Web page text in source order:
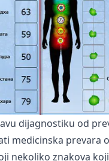
dijagnostiku od
medicinska prevara
nekoliko znakova